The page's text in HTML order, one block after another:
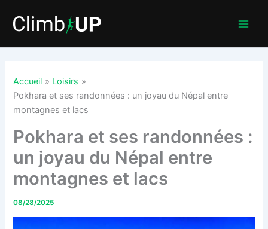
contenu
Accueil
Loisirs
Pokhara et ses randonnées : un joyau du Népal entre
montagnes et lacs
Pokhara et ses randonnées :
un joyau du Népal entre
montagnes et lacs
08/28/2025